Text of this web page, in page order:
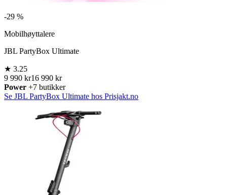
-29 %
Mobilhøyttalere
JBL PartyBox Ultimate
★ 3.25
9 990 kr16 990 kr
Power +7 butikker
Se JBL PartyBox Ultimate hos Prisjakt.no